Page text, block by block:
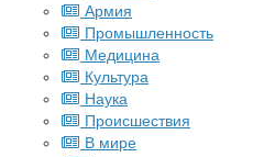
Армия
Промышленность
Медицина
Культура
Наука
Происшествия
В мире